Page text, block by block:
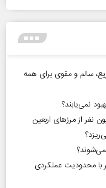
معرفی ۳۰ صبحانه سریع، سالم و مقوی برای همه
نمی‌یابند؟
| بیش از ۱۰.۵ میلیون نفر با محدودیت عملکردی